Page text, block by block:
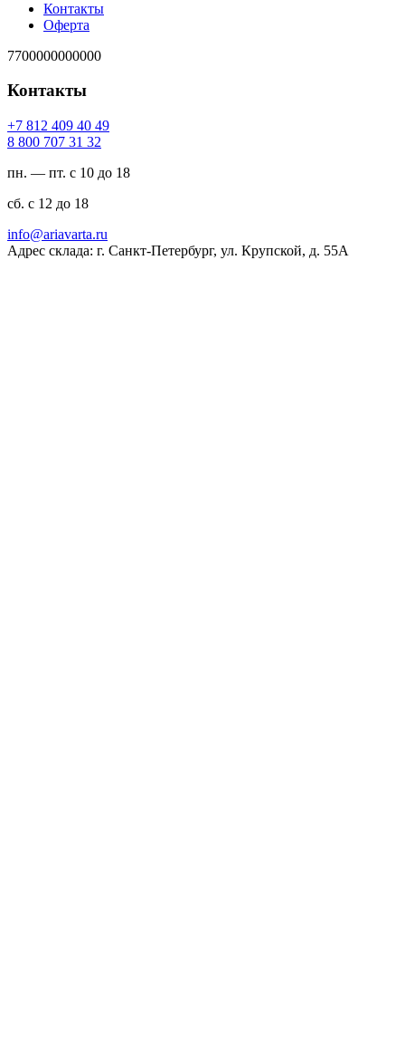
Контакты
Оферта
7700000000000
Контакты
94 04 904 218 7+
23 13 707 008 8
пн. — пт. с 10 до 18
сб. с 12 до 18
ur.atravaira@ofni
Адрес склада: г. Санкт-Петербург, ул. Крупской, д. 55А